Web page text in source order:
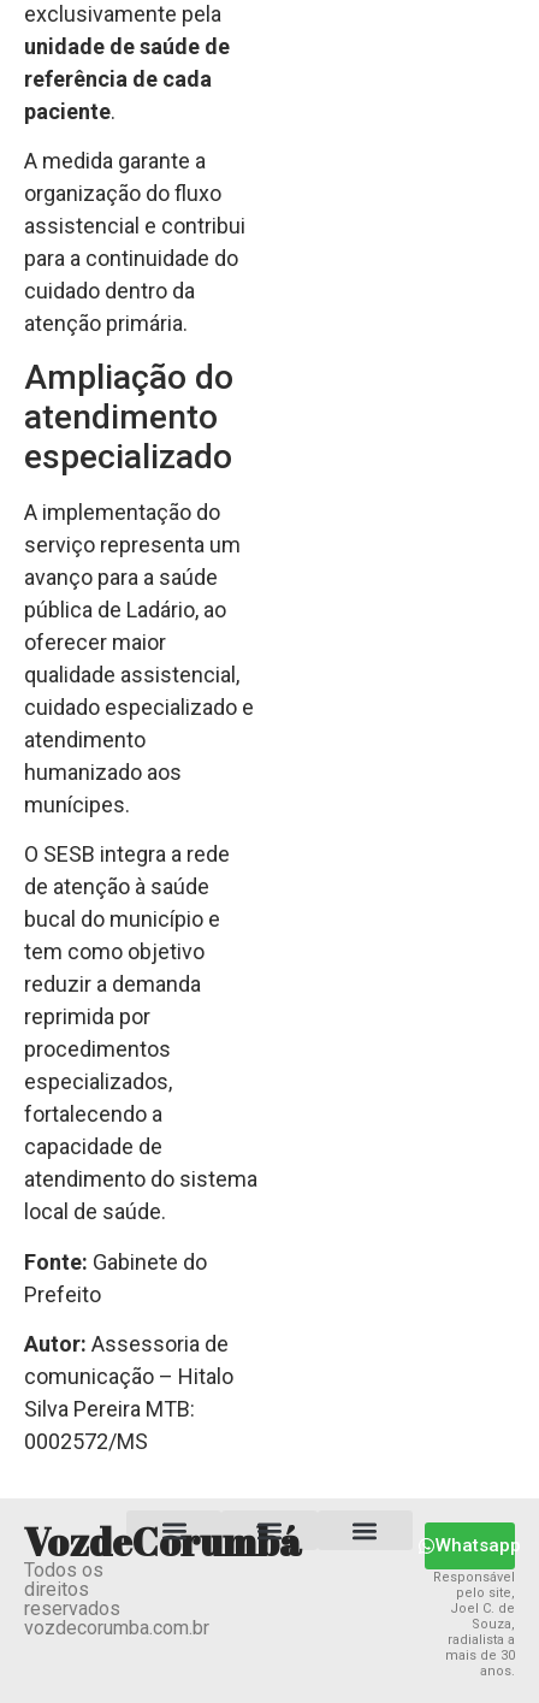
exclusivamente pela
unidade de saúde de
referência de cada
paciente.
A medida garante a
organização do fluxo
assistencial e contribui
para a continuidade do
cuidado dentro da
atenção primária.
Ampliação do
atendimento
especializado
A implementação do
serviço representa um
avanço para a saúde
pública de Ladário, ao
oferecer maior
qualidade assistencial,
cuidado especializado e
atendimento
humanizado aos
munícipes.
O SESB integra a rede
de atenção à saúde
bucal do município e
tem como objetivo
reduzir a demanda
reprimida por
procedimentos
especializados,
fortalecendo a
capacidade de
atendimento do sistema
local de saúde.
Fonte: Gabinete do
Prefeito
Autor: Assessoria de
comunicação – Hitalo
Silva Pereira MTB:
0002572/MS
VozdeCorumbá
Todos os
direitos
reservados
vozdecorumba.com.br
Whatsapp
Responsável
pelo site,
Joel C. de
Souza,
radialista a
mais de 30
anos.